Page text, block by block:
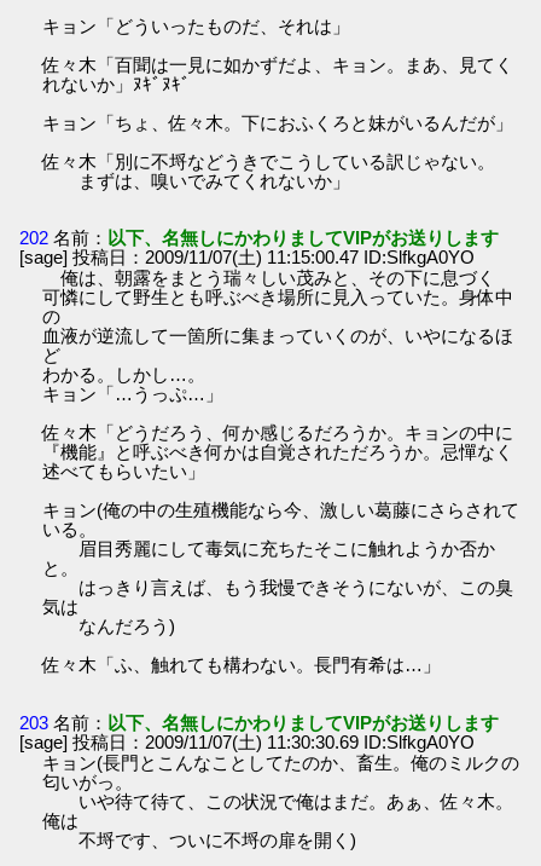
キョン「どういったものだ、それは」
佐々木「百聞は一見に如かずだよ、キョン。まあ、見てく
れないか」ﾇｷﾞﾇｷﾞ
キョン「ちょ、佐々木。下におふくろと妹がいるんだが」
佐々木「別に不埒などうきでこうしている訳じゃない。
まずは、嗅いでみてくれないか」
202 名前： 以下、名無しにかわりましてVIPがお送りします
[sage] 投稿日：2009/11/07(土) 11:15:00.47 ID:SlfkgA0YO
俺は、朝露をまとう瑞々しい茂みと、その下に息づく
可憐にして野生とも呼ぶべき場所に見入っていた。身体中
の
血液が逆流して一箇所に集まっていくのが、いやになるほ
ど
わかる。しかし…。
キョン「…うっぷ…」
佐々木「どうだろう、何か感じるだろうか。キョンの中に
『機能』と呼ぶべき何かは自覚されただろうか。忌憚なく
述べてもらいたい」
キョン(俺の中の生殖機能なら今、激しい葛藤にさらされて
いる。
眉目秀麗にして毒気に充ちたそこに触れようか否か
と。
はっきり言えば、もう我慢できそうにないが、この臭
気は
なんだろう)
佐々木「ふ、触れても構わない。長門有希は…」
203 名前： 以下、名無しにかわりましてVIPがお送りします
[sage] 投稿日：2009/11/07(土) 11:30:30.69 ID:SlfkgA0YO
キョン(長門とこんなことしてたのか、畜生。俺のミルクの
匂いがっ。
いや待て待て、この状況で俺はまだ。あぁ、佐々木。
俺は
不埒です、ついに不埒の扉を開く)